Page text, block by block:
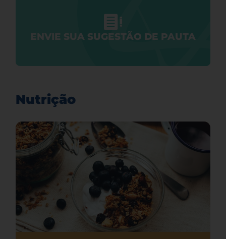
ENVIE SUA SUGESTÃO DE PAUTA
Nutrição